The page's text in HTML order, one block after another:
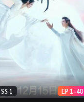
SS 1 EP 1-40